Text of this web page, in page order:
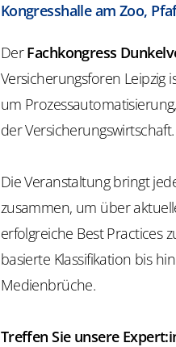
Kongresshalle am Zoo,
DerFachkongress
Versicherungsforen
um
der Versicherungswirtschaft.
Die Veranstaltung bringt
zusammen, um über
erfolgreiche Best Practices
basierte Klassifikation bis
Medienbrüche.
Treffen Sie unsere